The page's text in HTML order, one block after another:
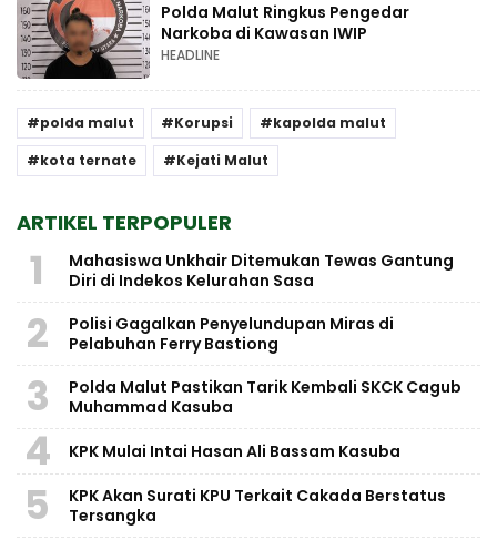
Polda Malut Ringkus Pengedar
Narkoba di Kawasan IWIP
HEADLINE
polda malut Korupsi
kapolda malut
kota ternate
Kejati Malut
ARTIKEL TERPOPULER
1
Mahasiswa Unkhair Ditemukan Tewas Gantung
Diri di Indekos Kelurahan Sasa
2
Polisi Gagalkan Penyelundupan Miras di
Pelabuhan Ferry Bastiong
3
Polda Malut Pastikan Tarik Kembali SKCK Cagub
Muhammad Kasuba
4 KPK Mulai Intai Hasan Ali Bassam Kasuba
5
KPK Akan Surati KPU Terkait Cakada Berstatus
Tersangka